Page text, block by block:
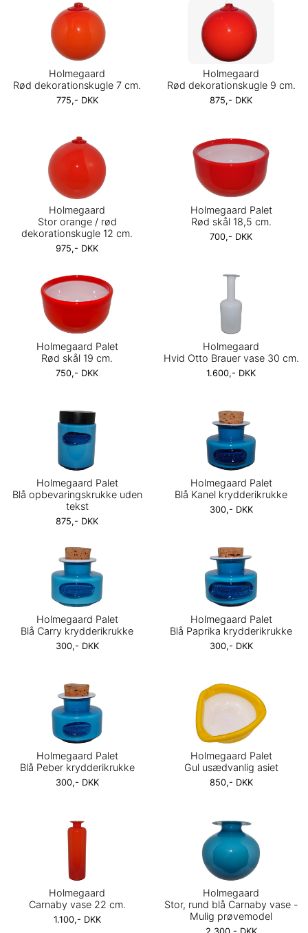
Holmegaard
Rød dekorationskugle 7 cm.
775,- DKK
Holmegaard
Rød dekorationskugle 9 cm.
875,- DKK
Holmegaard
Stor orange / rød
dekorationskugle 12 cm.
975,- DKK
Holmegaard Palet
Rød skål 18,5 cm.
700,- DKK
Holmegaard Palet
Rød skål 19 cm.
750,- DKK
Holmegaard
Hvid Otto Brauer vase 30 cm.
1.600,- DKK
Holmegaard Palet
Blå opbevaringskrukke uden
tekst
875,- DKK
Holmegaard Palet
Blå Kanel krydderikrukke
300,- DKK
Holmegaard Palet
Blå Carry krydderikrukke
300,- DKK
Holmegaard Palet
Blå Paprika krydderikrukke
300,- DKK
Holmegaard Palet
Blå Peber krydderikrukke
300,- DKK
Holmegaard Palet
Gul usædvanlig asiet
850,- DKK
Holmegaard
Carnaby vase 22 cm.
1.100,- DKK
Holmegaard
Stor, rund blå Carnaby vase -
Mulig prøvemodel